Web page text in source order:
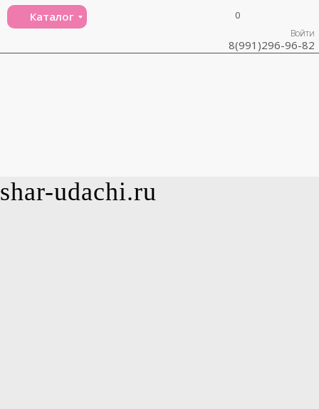
Каталог
Войти
0
8(991)296-96-82
shar-udachi.ru